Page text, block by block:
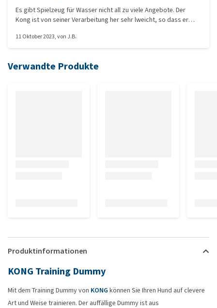
Es gibt Spielzeug für Wasser nicht all zu viele Angebote. Der
Kong ist von seiner Verarbeitung her sehr lweicht, so dass er
auch im freien Gelände fliegt er weit trotz seiner Leichtigkeit.
ja auch der Hund einen gewissen Druck auf das Material ausübt.
11 Oktober 2023, von J.B.
Verwandte Produkte
Produktinformationen
KONG Training Dummy
Mit dem Training Dummy von KONG können Sie Ihren Hund auf clevere
Art und Weise trainieren. Der auffällige Dummy ist aus